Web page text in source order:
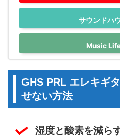
サウンドハ
Music
GHS PRL エレキギ
せない方法
湿度と酸素を減ら